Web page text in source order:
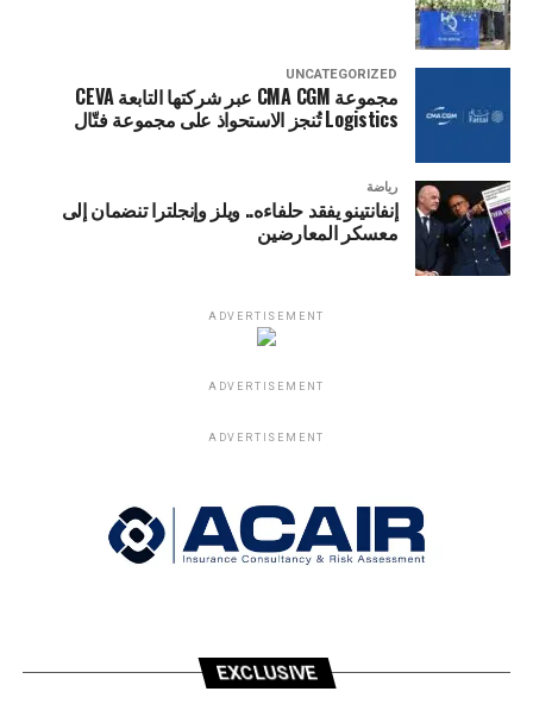
UNCATEGORIZED
مجموعة CMA CGM عبر شركتها التابعة CEVA
Logistics تُنجز الاستحواذ على مجموعة فتّال
رياضة
إنفانتينو يفقد حلفاءه.. ويلز وإنجلترا تنضمان إلى
معسكر المعارضين
ADVERTISEMENT
ADVERTISEMENT
ADVERTISEMENT
EXCLUSIVE